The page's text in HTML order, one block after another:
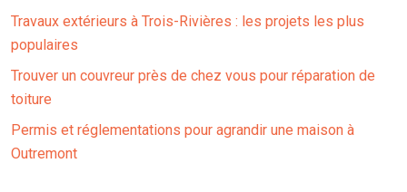
Travaux extérieurs à Trois-Rivières : les projets les plus
populaires
Trouver un couvreur près de chez vous pour réparation de
toiture
Permis et réglementations pour agrandir une maison à
Outremont